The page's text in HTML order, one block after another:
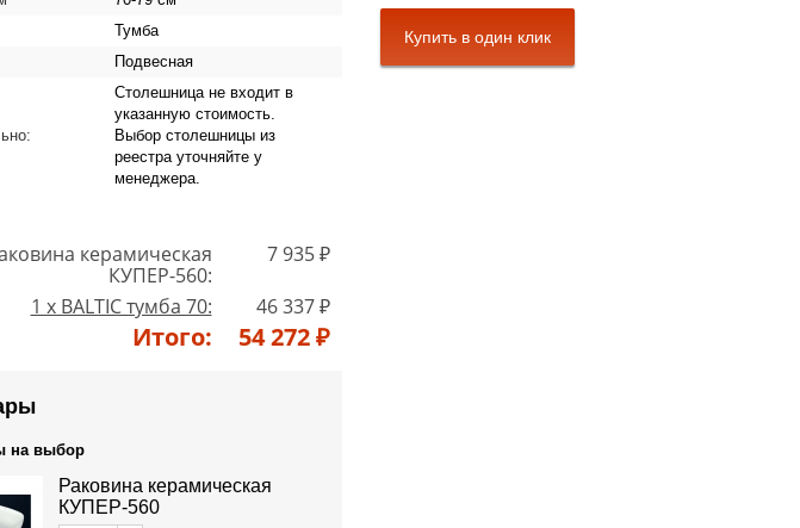
Тумба
Подвесная
Столешница не входит в
указанную стоимость.
Выбор столешницы из
реестра уточняйте у
менеджера.
керамическая
КУПЕР-560:
7 935 ₽
1 x BALTIC тумба 70:
46 337 ₽
Итого: 54 272 ₽
на выбор
Раковина керамическая
КУПЕР-560